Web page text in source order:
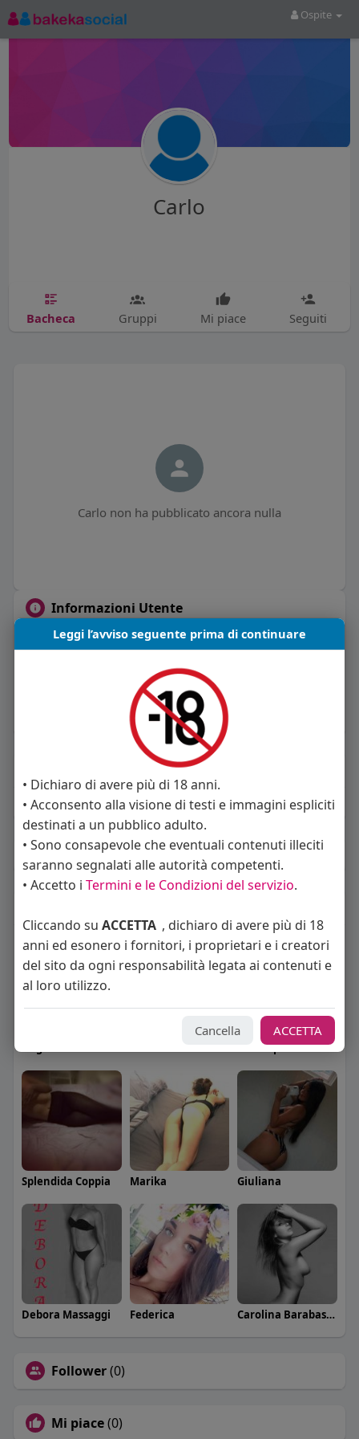
Ospite
Carlo
Bacheca Gruppi Mi piace Seguiti
Carlo non ha pubblicato ancora nulla
Informazioni Utente
0post
Sto cercando: donne
Album (0)
Elisa Esposito
Splendida Coppia Marika Giuliana
Debora Massaggi Federica Carolina Barabaschi
Follower(0)
Mi piace(0)
Leggi l’avviso seguente prima di continuare
• Dichiaro di avere più di 18 anni.
• Acconsento alla visione di testi e immagini espliciti
destinati a un pubblico adulto.
• Sono consapevole che eventuali contenuti illeciti
saranno segnalati alle autorità competenti.
• Accetto i Termini e le Condizioni del servizio.
Cliccando su ACCETTA , dichiaro di avere più di 18
anni ed esonero i fornitori, i proprietari e i creatori
del sito da ogni responsabilità legata ai contenuti e
al loro utilizzo.
Cancella ACCETTA